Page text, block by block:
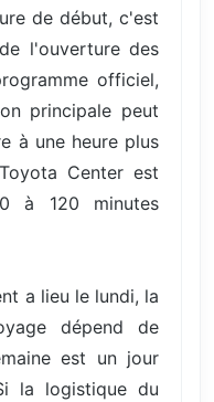
de début, c'est
l'ouverture des
officiel,
principale peut
à une heure plus
Center est
à 120 minutes
a lieu le lundi, la
dépend de
est un jour
la logistique du